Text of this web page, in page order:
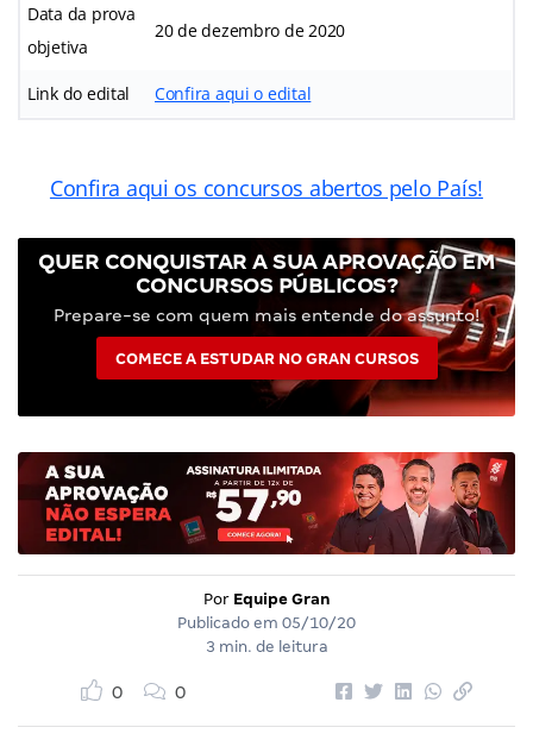
Data da prova
objetiva
20 de dezembro de 2020
Link do edital Confira aqui o edital
Confira aqui os concursos abertos pelo País!
QUER CONQUISTAR A SUA APROVAÇÃO EM
CONCURSOS PÚBLICOS?
Prepare-se com quem mais entende do assunto!
COMECE A ESTUDAR NO GRAN CURSOS
Por Equipe Gran
Publicado em 05/10/20
3 min. de leitura
0 0